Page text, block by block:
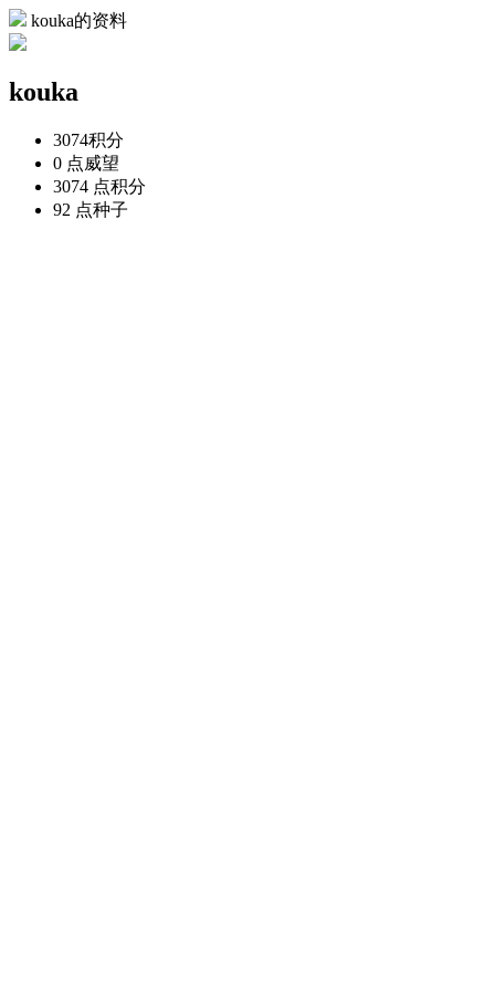
kouka的资料
kouka
3074积分
0 点威望
3074 点积分
92 点种子